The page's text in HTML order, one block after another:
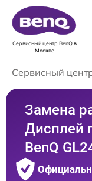
Сервисный центр BenQв
Москве
Сервисный
Замена
Дисплей
BenQ